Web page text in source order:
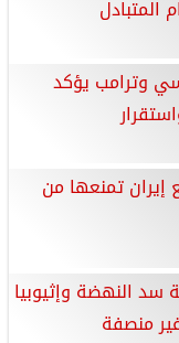
المتبادل
وترامب يؤكد
إيران تمنعها من
النهضة وإثيوبيا
منصفة